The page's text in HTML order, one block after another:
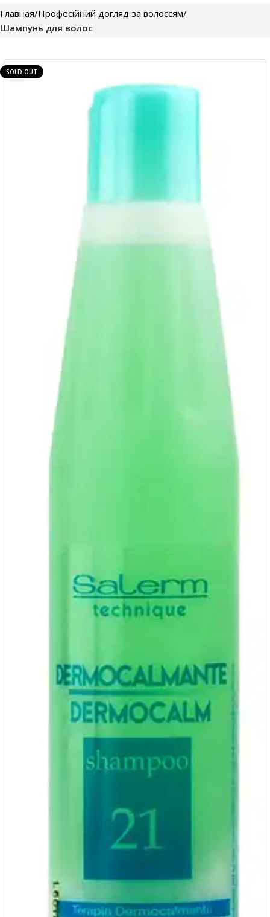
Главная Професійний догляд за волоссям
Шампунь для волос
SOLD OUT